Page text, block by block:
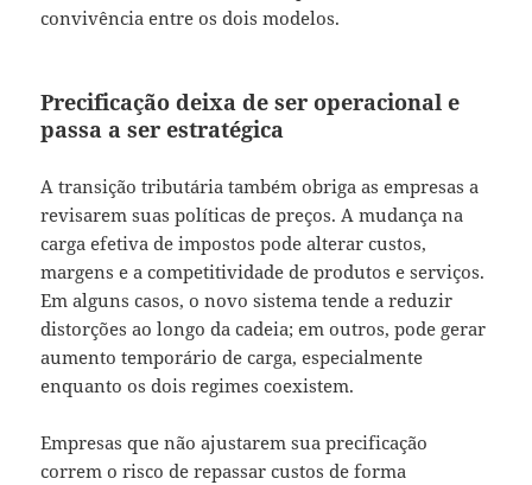
convivência entre os dois modelos.
Precificação deixa de ser operacional e
passa a ser estratégica
A transição tributária também obriga as empresas a
revisarem suas políticas de preços. A mudança na
carga efetiva de impostos pode alterar custos,
margens e a competitividade de produtos e serviços.
Em alguns casos, o novo sistema tende a reduzir
distorções ao longo da cadeia; em outros, pode gerar
aumento temporário de carga, especialmente
enquanto os dois regimes coexistem.
Empresas que não ajustarem sua precificação
correm o risco de repassar custos de forma